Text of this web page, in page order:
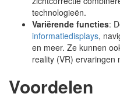
technologieën.
Variërende functies:
informatiedisplays,
en meer. Ze kunnen
reality (VR) ervaringen
Voordelen